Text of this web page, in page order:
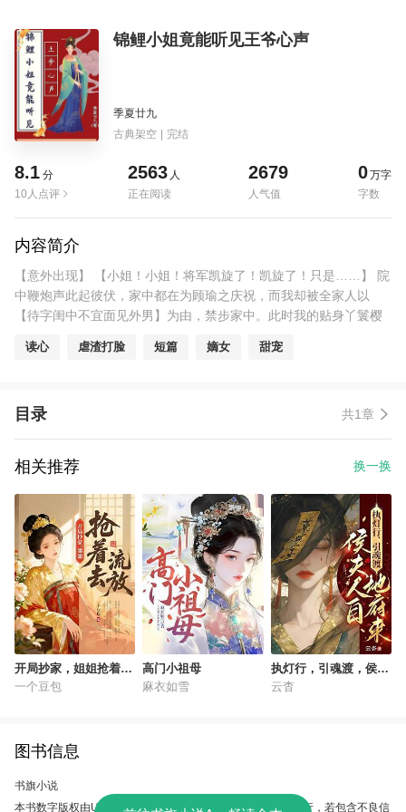
锦鲤小姐竟能听见王爷心声
季夏廿九
古典架空 | 完结
8.1 分
10人点评
2563 人
正在阅读
2679
人气值
0万字
字数
内容简介
【意外出现】 【小姐！小姐！将军凯旋了！凯旋了！只是……】 院
中鞭炮声此起彼伏，家中都在为顾瑜之庆祝，而我却被全家人以
【待字闺中不宜面见外男】为由，禁步家中。此时我的贴身丫鬟樱
琴的手停下，抬头问道。 【将军还带了……】樱桃眼神闪烁，说的
读心 虐渣打脸 短篇 嫡女 甜宠
目录 共1章
相关推荐 换一换
开局抄家，姐姐抢着去
流放
一个豆包
高门小祖母
麻衣如雪
执灯行，引魂渡，侯夫
人自地府来
云杳
图书信息
书旗小说
本书数字版权由UC故事会提供，授权本软件使用、制作、发行，若包含不良信